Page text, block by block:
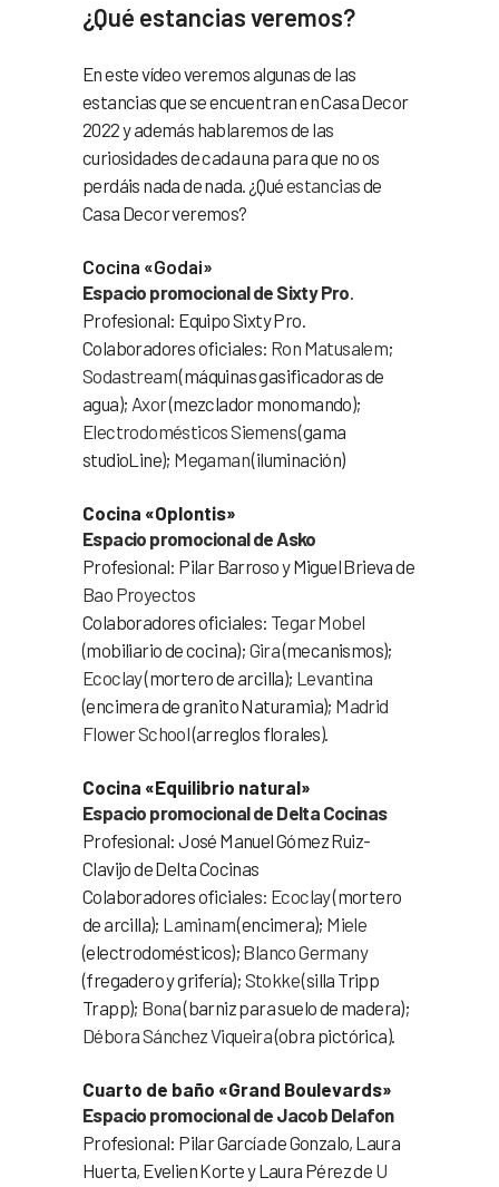
¿Qué estancias veremos?
En este vídeo veremos algunas de las
estancias que se encuentran en Casa Decor
2022 y además hablaremos de las
curiosidades de cada una para que no os
perdáis nada de nada. ¿Quéestanciasde
Casa Decor veremos?
Cocina «Godai»
Espacio promocional de Sixty Pro
Profesional: Equipo Sixty Pro.
Colaboradores oficiales: Ron Matusalem;
Sodastream(máquinas gasificadoras de
agua); Axor(mezclador monomando);
Electrodomésticos Siemens(gama
studioLine); Megaman(iluminación)
Cocina «Oplontis»
Espacio promocional de Asko
Profesional: Pilar Barroso y Miguel Brieva de
Bao Proyectos
Colaboradores oficiales: Tegar Mobel
(mobiliario de cocina); Gira(mecanismos);
Ecoclay(mortero de arcilla); Levantina
(encimera de granito Naturamia); Madrid
Flower School(arreglos florales).
Cocina «Equilibrio natural»
Espacio promocional de Delta Cocinas
Profesional: José Manuel Gómez Ruiz-
Clavijo de Delta Cocinas
Colaboradores oficiales: Ecoclay(mortero
de arcilla); Laminam(encimera); Miele
(electrodomésticos); Blanco Germany
(fregadero y grifería); Stokke(silla Tripp
Trapp); Bona(barniz para suelo de madera);
Débora Sánchez Viqueira(obra pictórica).
Cuarto de baño «Grand Boulevards»
Espacio promocional de Jacob Delafon
Profesional: Pilar García de Gonzalo, Laura
Huerta, Evelien Korte y Laura Pérez de U